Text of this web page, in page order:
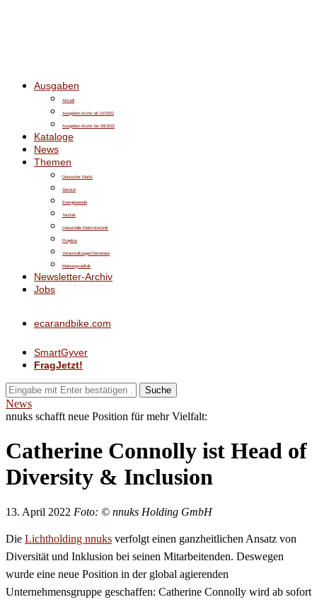
Ausgaben
Aktuell
Ausgaben-Archiv ab 10/2022
Ausgaben-Archiv bis 09/2022
Kataloge
News
Themen
Deutscher Markt
Service
Energiewende
Technik
Industrielle Elektrotechnik
Projekte
Veranstaltungen/Seminare
Meinungsvielfalt
Newsletter-Archiv
Jobs
ecarandbike.com
SmartGyver
FragJetzt!
Suche
News
nnuks schafft neue Position für mehr Vielfalt:
Catherine Connolly ist Head of
Diversity & Inclusion
13. April 2022 Foto: © nnuks Holding GmbH
Die Lichtholding nnuks verfolgt einen ganzheitlichen Ansatz von
Diversität und Inklusion bei seinen Mitarbeitenden. Deswegen
wurde eine neue Position in der global agierenden
Unternehmensgruppe geschaffen: Catherine Connolly wird ab sofort